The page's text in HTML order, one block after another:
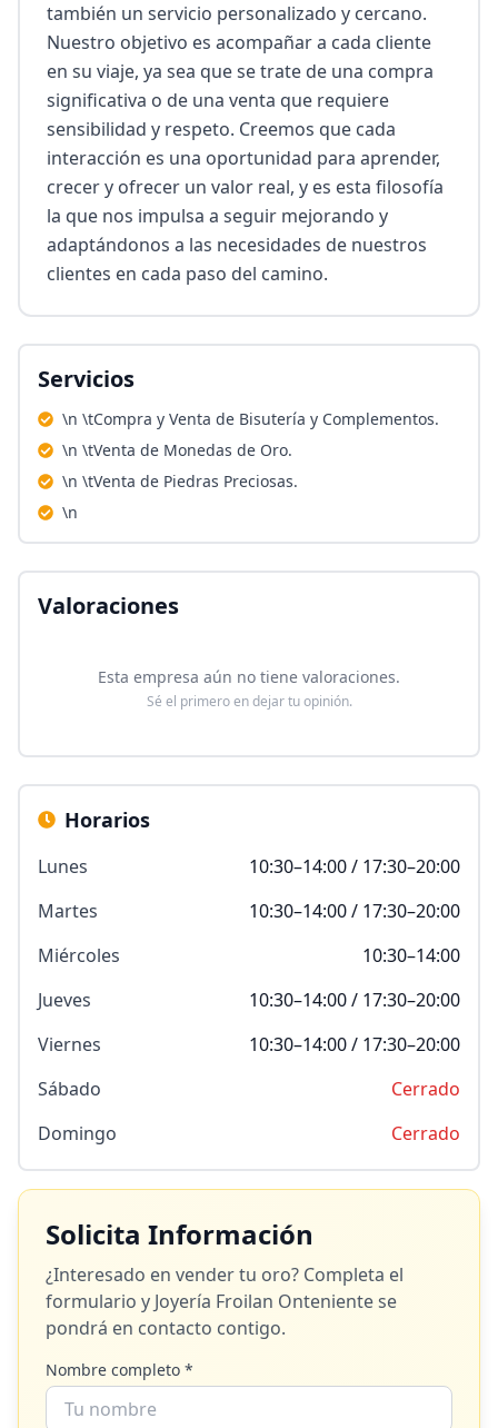
también un servicio personalizado y cercano.
Nuestro objetivo es acompañar a cada cliente
en su viaje, ya sea que se trate de una compra
significativa o de una venta que requiere
sensibilidad y respeto. Creemos que cada
interacción es una oportunidad para aprender,
crecer y ofrecer un valor real, y es esta filosofía
la que nos impulsa a seguir mejorando y
adaptándonos a las necesidades de nuestros
clientes en cada paso del camino.
Servicios
\n \tCompra y Venta de Bisutería y Complementos.
\n \tVenta de Monedas de Oro.
\n \tVenta de Piedras Preciosas.
\n
Valoraciones
Esta empresa aún no tiene valoraciones.
Sé el primero en dejar tu opinión.
Horarios
Lunes
10:30–14:00 / 17:30–20:00
Martes
10:30–14:00 / 17:30–20:00
Miércoles
10:30–14:00
Jueves
10:30–14:00 / 17:30–20:00
Viernes
10:30–14:00 / 17:30–20:00
Sábado
Cerrado
Domingo
Cerrado
Solicita Información
¿Interesado en vender tu oro? Completa el
formulario y Joyería Froilan Ontenientese
pondrá en contacto contigo.
Nombre completo *